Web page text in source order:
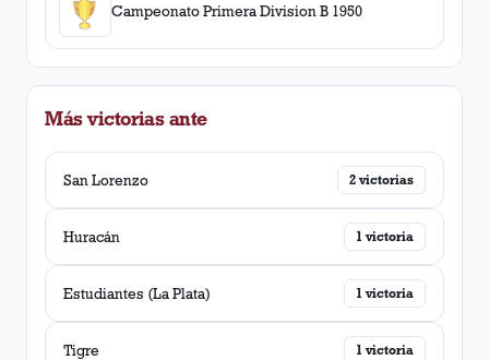
Campeonato Primera Division B 1950
Más victorias ante
San Lorenzo 2 victorias
Huracán 1 victoria
Estudiantes (La Plata) 1 victoria
Tigre 1 victoria